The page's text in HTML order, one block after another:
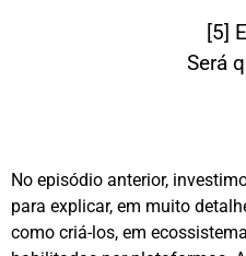
[5]
Será
No episódio anterior,
para explicar, em muito
como criá-los, em